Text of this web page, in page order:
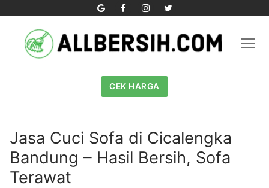
content
CEK HARGA
Jasa Cuci Sofa di Cicalengka
Bandung – Hasil Bersih, Sofa
Terawat